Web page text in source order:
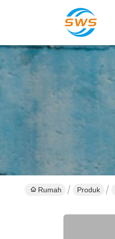
Rumah Produk